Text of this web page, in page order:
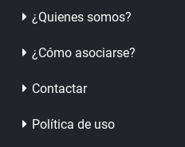
¿Quienes somos?
¿Cómo asociarse?
Contactar
Política de uso